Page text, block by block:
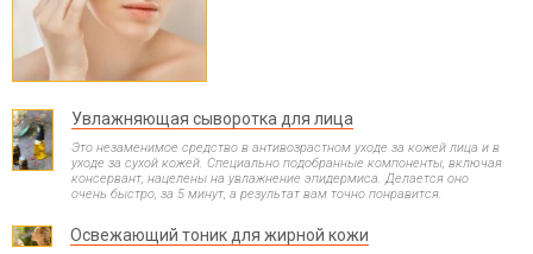
Увлажняющая сыворотка для лица
Это незаменимое средство в антивозрастном уходе за кожей лица и в
уходе за сухой кожей. Специально подобранные компоненты, включая
консервант, нацелены на увлажнение эпидермиса. Делается оно
очень быстро, за 5 минут, а результат вам точно понравится.
Освежающий тоник для жирной кожи